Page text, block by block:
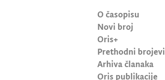
O časopisu
Novi broj
Oris+
Prethodni brojevi
Arhiva članaka
Oris publikacije